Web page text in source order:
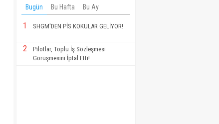
Bugün Bu Hafta Bu Ay
1 SHGM'DEN PİS KOKULAR GELİYOR!
2
Pilotlar, Toplu İş Sözleşmesi
Görüşmesini İptal Etti!